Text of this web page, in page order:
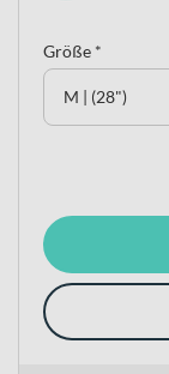
Größe *
M | (28")